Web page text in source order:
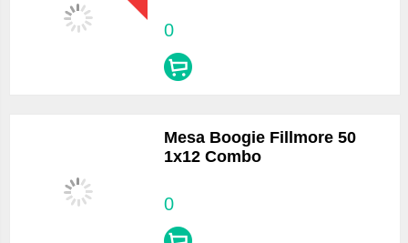
0
Mesa Boogie Fillmore 50
1x12 Combo
0